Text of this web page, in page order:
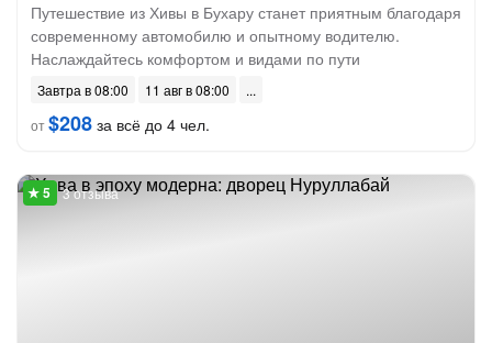
Путешествие из Хивы в Бухару станет приятным благодаря
современному автомобилю и опытному водителю.
Наслаждайтесь комфортом и видами по пути
Завтра в 08:00
11 авг в 08:00
от$208 за всё до 4 чел.
3 отзыва